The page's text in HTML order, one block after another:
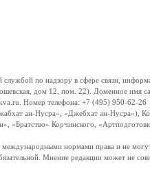
по надзору в сфере связи,
дом 12, пом. 22). Доменное имя
Номер телефона: +7 (495) 950-62-26
ан-Нусра», «Джебхат ан-Нусра»),
Корчинского,
нормами права и не
Мнение редакции может не